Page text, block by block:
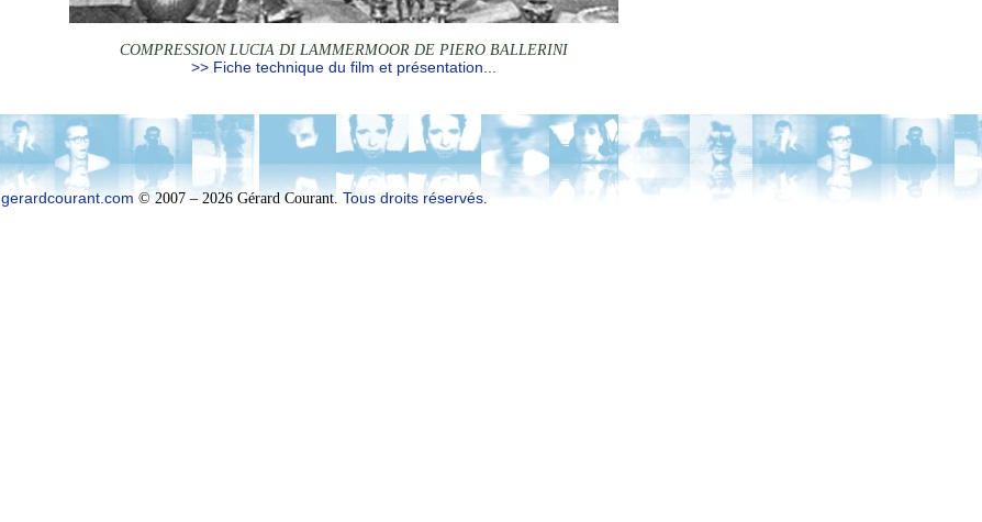
COMPRESSION LUCIA DI LAMMERMOOR DE PIERO BALLERINI
>> Fiche technique du film et présentation...
gerardcourant.com © 2007 – 2026 Gérard Courant. Tous droits réservés.